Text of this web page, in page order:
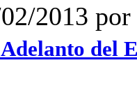
2013
del